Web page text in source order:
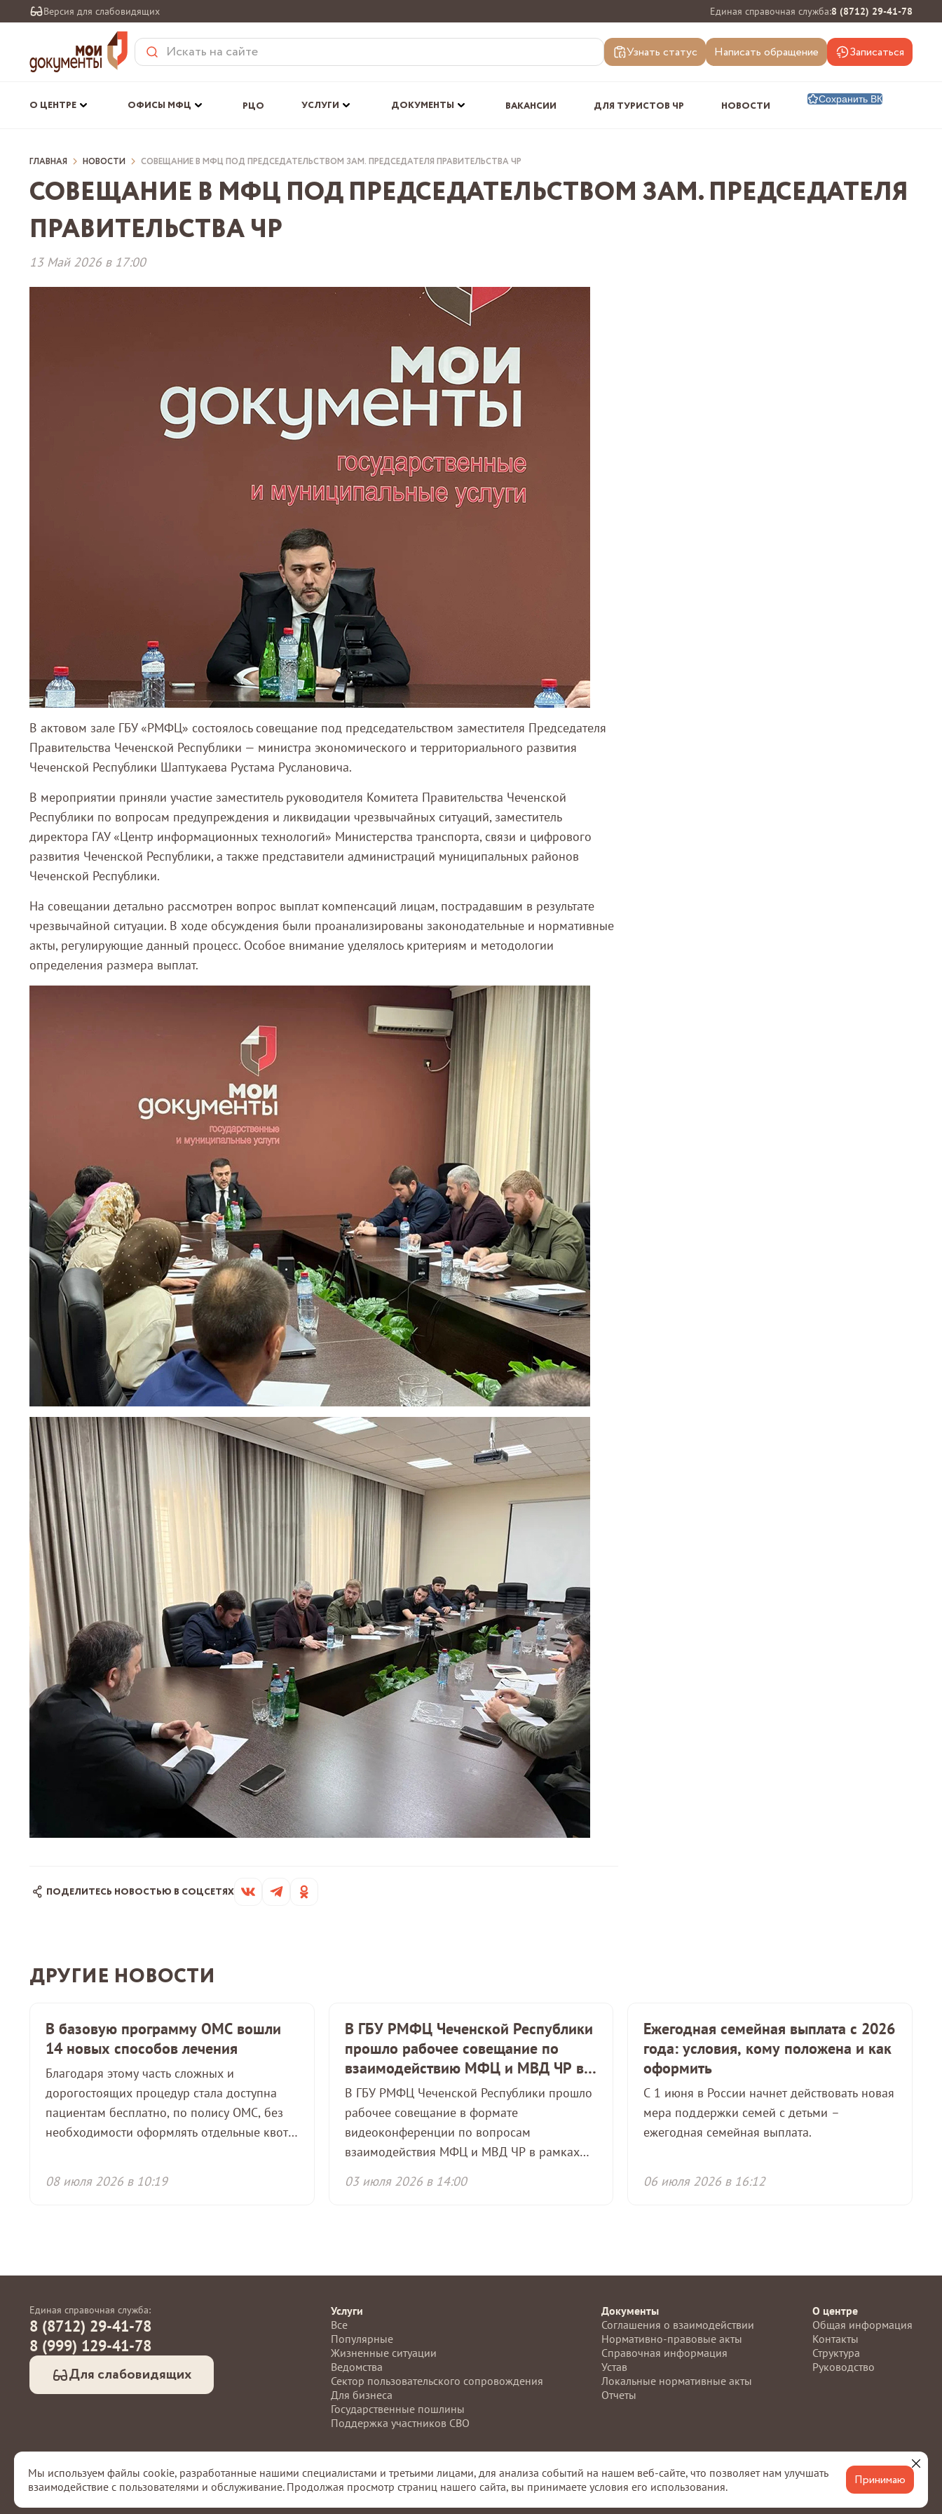
Версия для слабовидящих Единая справочная служба:8 (8712) 29-41-78
Узнать статус Написать обращение Записаться
О ЦЕНТРЕ ОФИСЫ МФЦ РЦО УСЛУГИ ДОКУМЕНТЫ ВАКАНСИИ ДЛЯ ТУРИСТОВ ЧР НОВОСТИ
Сохранить ВК
РЦО
ДОКУМЕНТЫ
ВАКАНСИИ
НОВОСТИ
Сохранить ВК
ГЛАВНАЯ НОВОСТИ СОВЕЩАНИЕ В МФЦ ПОД ПРЕДСЕДАТЕЛЬСТВОМ ЗАМ. ПРЕДСЕДАТЕЛЯ ПРАВИТЕЛЬСТВА ЧР
СОВЕЩАНИЕ В МФЦ ПОД ПРЕДСЕДАТЕЛЬСТВОМ ЗАМ. ПРЕДСЕДАТЕЛЯ
ПРАВИТЕЛЬСТВА ЧР
13 Май 2026 в 17:00
В актовом зале ГБУ «РМФЦ» состоялось совещание под председательством заместителя Председателя
Правительства Чеченской Республики — министра экономического и территориального развития
Чеченской Республики Шаптукаева Рустама Руслановича.
В мероприятии приняли участие заместитель руководителя Комитета Правительства Чеченской
Республики по вопросам предупреждения и ликвидации чрезвычайных ситуаций, заместитель
директора ГАУ «Центр информационных технологий» Министерства транспорта, связи и цифрового
развития Чеченской Республики, а также представители администраций муниципальных районов
Чеченской Республики.
На совещании детально рассмотрен вопрос выплат компенсаций лицам, пострадавшим в результате
чрезвычайной ситуации. В ходе обсуждения были проанализированы законодательные и нормативные
акты, регулирующие данный процесс. Особое внимание уделялось критериям и методологии
определения размера выплат.
ПОДЕЛИТЕСЬ НОВОСТЬЮ В СОЦСЕТЯХ
ДРУГИЕ НОВОСТИ
В базовую программу ОМС вошли
14 новых способов лечения
Благодаря этому часть сложных и
дорогостоящих процедур стала доступна
пациентам бесплатно, по полису ОМС, без
необходимости оформлять отдельные квоты
08 июля 2026 в 10:19
В ГБУ РМФЦ Чеченской Республики
прошло рабочее совещание по
взаимодействию МФЦ и МВД ЧР в
рамках оказания услуг гражданам
В ГБУ РМФЦ Чеченской Республики прошло
рабочее совещание в формате
видеоконференции по вопросам
взаимодействия МФЦ и МВД ЧР в рамках
03 июля 2026 в 14:00
Ежегодная семейная выплата с 2026
года: условия, кому положена и как
оформить
С 1 июня в России начнет действовать новая
мера поддержки семей с детьми –
ежегодная семейная выплата.
06 июля 2026 в 16:12
Единая справочная служба:
8 (8712) 29-41-78
8 (999) 129-41-78
Для слабовидящих
Услуги
Все
Популярные
Жизненные ситуации
Ведомства
Сектор пользовательского сопровождения
Для бизнеса
Государственные пошлины
Поддержка участников СВО
Документы
Соглашения о взаимодействии
Нормативно-правовые акты
Справочная информация
Устав
Локальные нормативные акты
Отчеты
О центре
Общая информация
Контакты
Структура
Руководство
Государственное бюджетное учреждение Чеченской Республики«Республиканский многофункциональный центр предоставления государственных и муниципальных услуг»
Посещая сайт, вы даёте согласие на обработку ваших персональных данных в соответствии с Федеральным законом №152-ФЗ «О персональных данных».
Мы используем файлы cookie, разработанные нашими специалистами и третьими лицами, для анализа событий на нашем веб-сайте, что позволяет нам улучшать
взаимодействие с пользователями и обслуживание. Продолжая просмотр страниц нашего сайта, вы принимаете условия его использования.
Принимаю